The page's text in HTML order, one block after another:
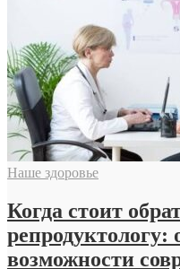
Наше здоровье
Когда стоит
возможности